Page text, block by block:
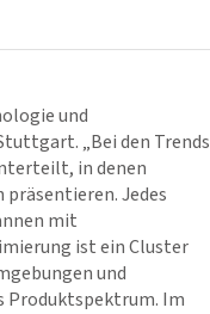
und
„Bei den Trends
in denen
Jedes
mit
ist ein Cluster
und
Produktspektrum. Im